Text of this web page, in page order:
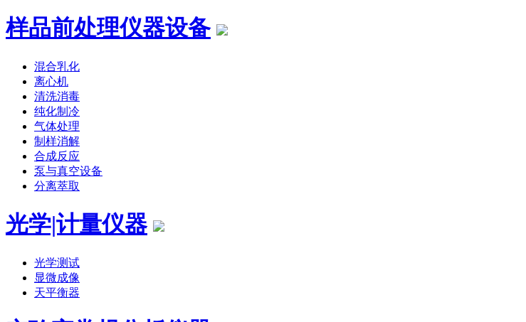
样品前处理仪器设备
混合乳化
离心机
清洗消毒
纯化制冷
气体处理
制样消解
合成反应
泵与真空设备
分离萃取
光学|计量仪器
光学测试
显微成像
天平衡器